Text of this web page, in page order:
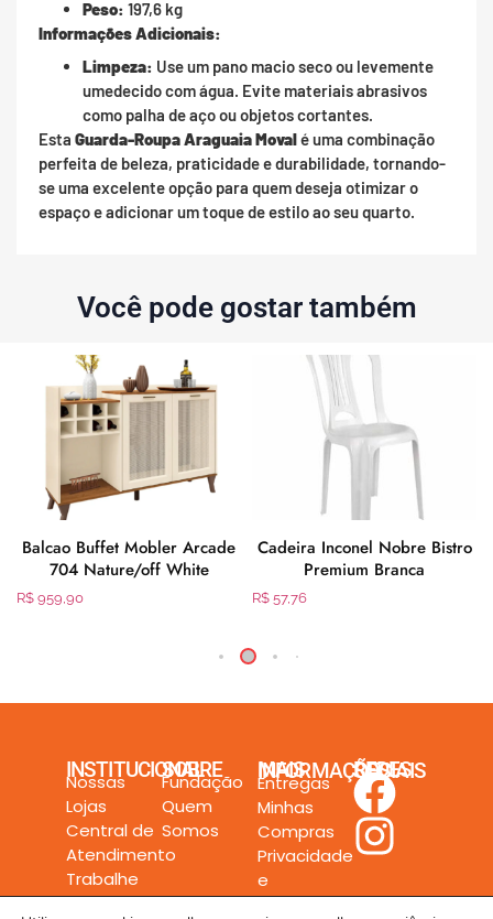
Peso: 197,6 kg
Informações Adicionais:
Limpeza: Use um pano macio seco ou levemente
umedecido com água. Evite materiais abrasivos
como palha de aço ou objetos cortantes.
Esta Guarda-Roupa Araguaia Movalé uma combinação
perfeita de beleza, praticidade e durabilidade, tornando-
se uma excelente opção para quem deseja otimizar o
espaço e adicionar um toque de estilo ao seu quarto.
Você pode gostar também
Balcao Buffet Mobler Arcade
704 Nature/off White
R$ 959,90
Cadeira Inconel Nobre Bistro
Premium Branca
R$ 57,76
INSTITUCIONAL
Nossas
Lojas
Central de
Atendimento
Trabalhe
Conosco
SOBRE
Fundação
Quem
Somos
MAIS INFORMAÇÕES
Entregas
Minhas
Compras
Privacidade
e
Segurança
REDES SOCIAIS